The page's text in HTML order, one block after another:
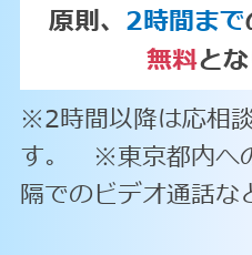
原則、 2時間まで
無料と
※2時間以降は応相
す。 ※東京都内へ
隔でのビデオ通話な